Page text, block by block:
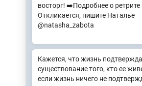
восторг! ➡️Подробнее о ретрите
Откликается, пишите Наталье
@natasha_zabota
Кажется, что жизнь
существование того, кто ее
если жизнь ничего не